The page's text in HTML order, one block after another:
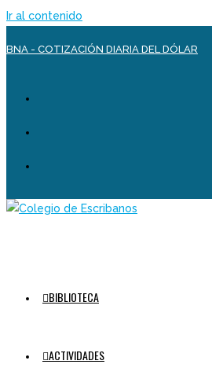
Ir al contenido
BNA - COTIZACIÓN DIARIA DEL DÓLAR
BIBLIOTECA
ACTIVIDADES